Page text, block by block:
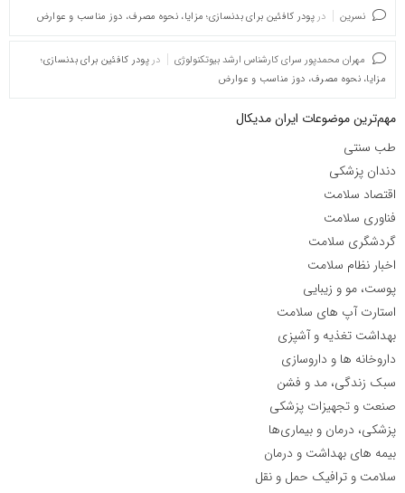
نسرین در پودر کافئین برای بدنسازی؛ مزایا، نحوه مصرف، دوز مناسب و عوارض
مهران محمدپور سرای کارشناس ارشد بیوتکنولوژی در پودر کافئین برای بدنسازی؛
مزایا، نحوه مصرف، دوز مناسب و عوارض
مهم‌ترین موضوعات ایران مدیکال
طب سنتی
دندان پزشکی
اقتصاد سلامت
فناوری سلامت
گردشگری سلامت
اخبار نظام سلامت
پوست، مو و زیبایی
استارت آپ های سلامت
بهداشت تغذیه و آشپزی
داروخانه ها و داروسازی
سبک زندگی، مد و فشن
صنعت و تجهیزات پزشکی
پزشکی، درمان و بیماری‌ها
بیمه های بهداشت و درمان
سلامت و ترافیک حمل و نقل